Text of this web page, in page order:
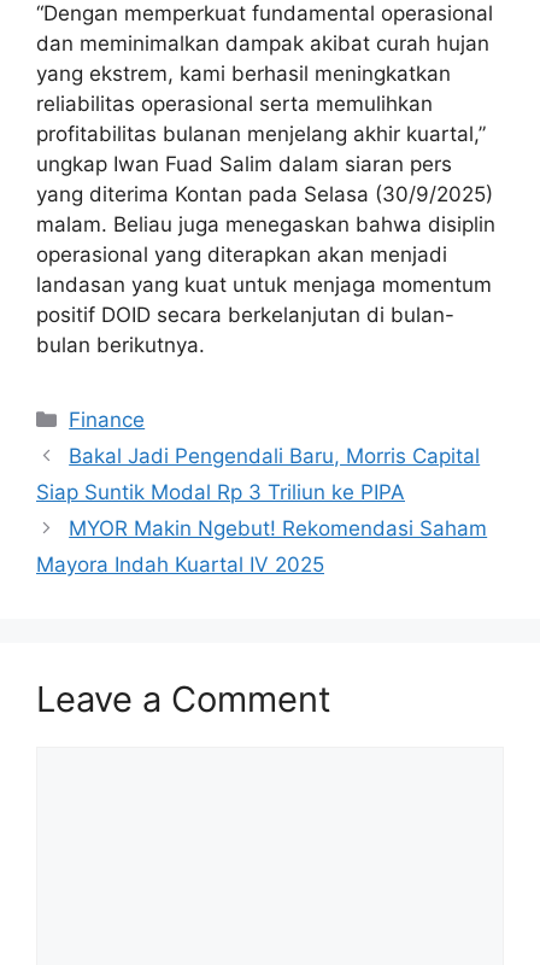
“Dengan memperkuat fundamental operasional
dan meminimalkan dampak akibat curah hujan
yang ekstrem, kami berhasil meningkatkan
reliabilitas operasional serta memulihkan
profitabilitas bulanan menjelang akhir kuartal,”
ungkap Iwan Fuad Salim dalam siaran pers
yang diterima Kontan pada Selasa (30/9/2025)
malam. Beliau juga menegaskan bahwa disiplin
operasional yang diterapkan akan menjadi
landasan yang kuat untuk menjaga momentum
positif DOID secara berkelanjutan di bulan-
bulan berikutnya.
Categories
Finance
Bakal Jadi Pengendali Baru, Morris Capital
Siap Suntik Modal Rp 3 Triliun ke PIPA
MYOR Makin Ngebut! Rekomendasi Saham
Mayora Indah Kuartal IV 2025
Leave a Comment